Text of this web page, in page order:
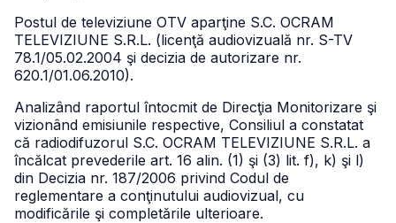
Postul de televiziune OTV aparţine S.C. OCRAM
TELEVIZIUNE S.R.L. (licenţă audiovizuală nr. S-TV
78.1/05.02.2004 şi decizia de autorizare nr.
620.1/01.06.2010).
Analizând raportul întocmit de Direcţia Monitorizare şi
vizionând emisiunile respective, Consiliul a constatat
că radiodifuzorul S.C. OCRAM TELEVIZIUNE S.R.L. a
încălcat prevederile art. 16 alin. (1) şi (3) lit. f), k) şi l)
din Decizia nr. 187/2006 privind Codul de
reglementare a conţinutului audiovizual, cu
modificările şi completările ulterioare.